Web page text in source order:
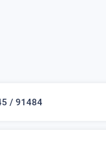
/ 91484